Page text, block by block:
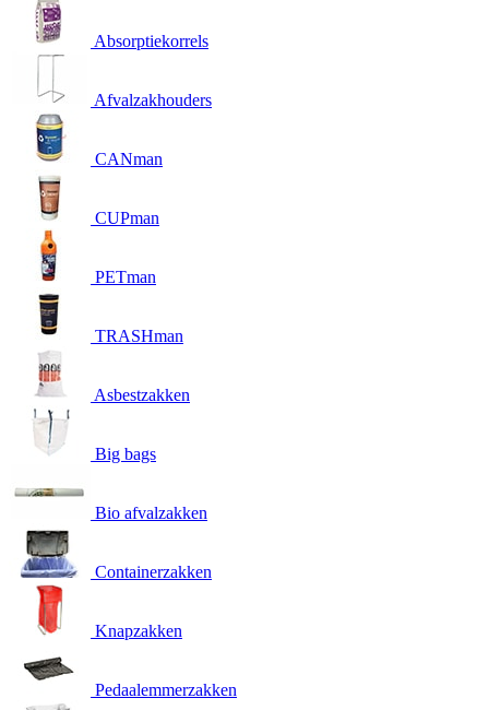
Absorptiekorrels
Afvalzakhouders
CANman
CUPman
PETman
TRASHman
Asbestzakken
Big bags
Bio afvalzakken
Containerzakken
Knapzakken
Pedaalemmerzakken